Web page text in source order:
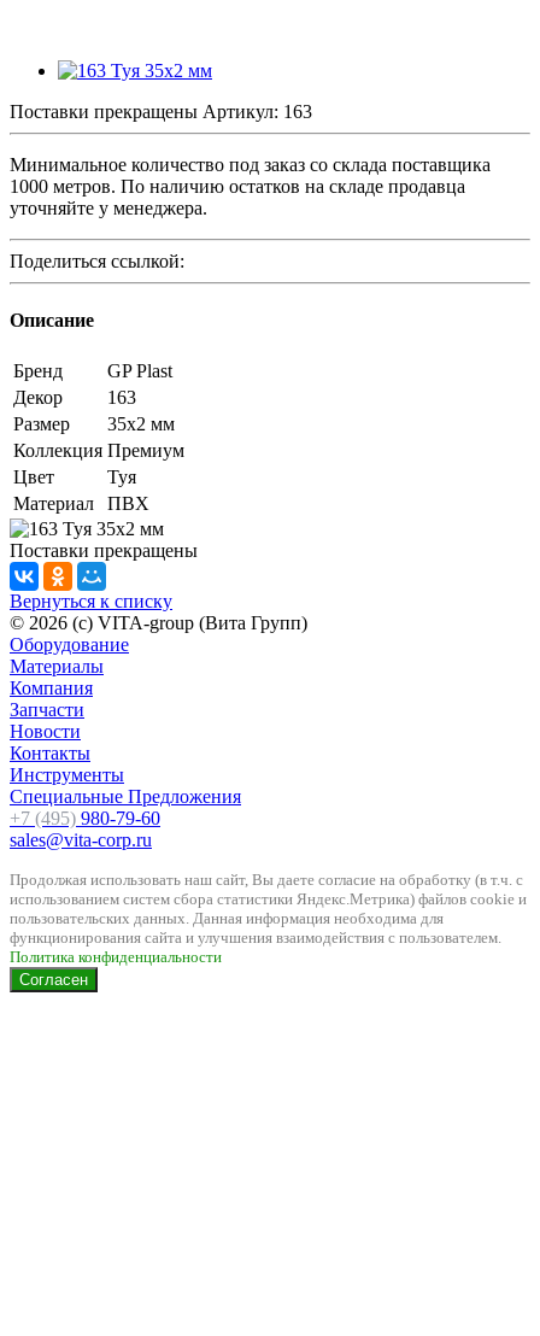
Поставки прекращены Артикул: 163
Минимальное количество под заказ со склада поставщика
1000 метров. По наличию остатков на складе продавца
уточняйте у менеджера.
Поделиться ссылкой:
Описание
Бренд
GP Plast
Декор
163
Размер
35x2 мм
Коллекция Премиум
Цвет
Туя
Материал
ПВХ
Поставки прекращены
Вернуться к списку
© 2026 (c) VITA-group (Вита Групп)
Оборудование
Материалы
Компания
Запчасти
Новости
Контакты
Инструменты
Специальные Предложения
+7 (495) 980-79-60
sales@vita-corp.ru
Продолжая использовать наш cайт, Вы даете согласие на обработку (в т.ч. с
использованием систем сбора статистики Яндекс.Метрика) файлов cookie и
пользовательских данных. Данная информация необходима для
функционирования сайта и улучшения взаимодействия с пользователем.
Политика конфиденциальности
Согласен